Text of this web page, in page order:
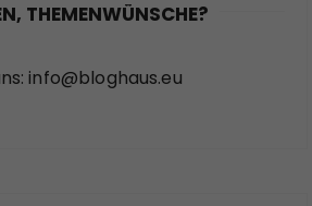
THEMENWÜNSCHE?
info@bloghaus.eu